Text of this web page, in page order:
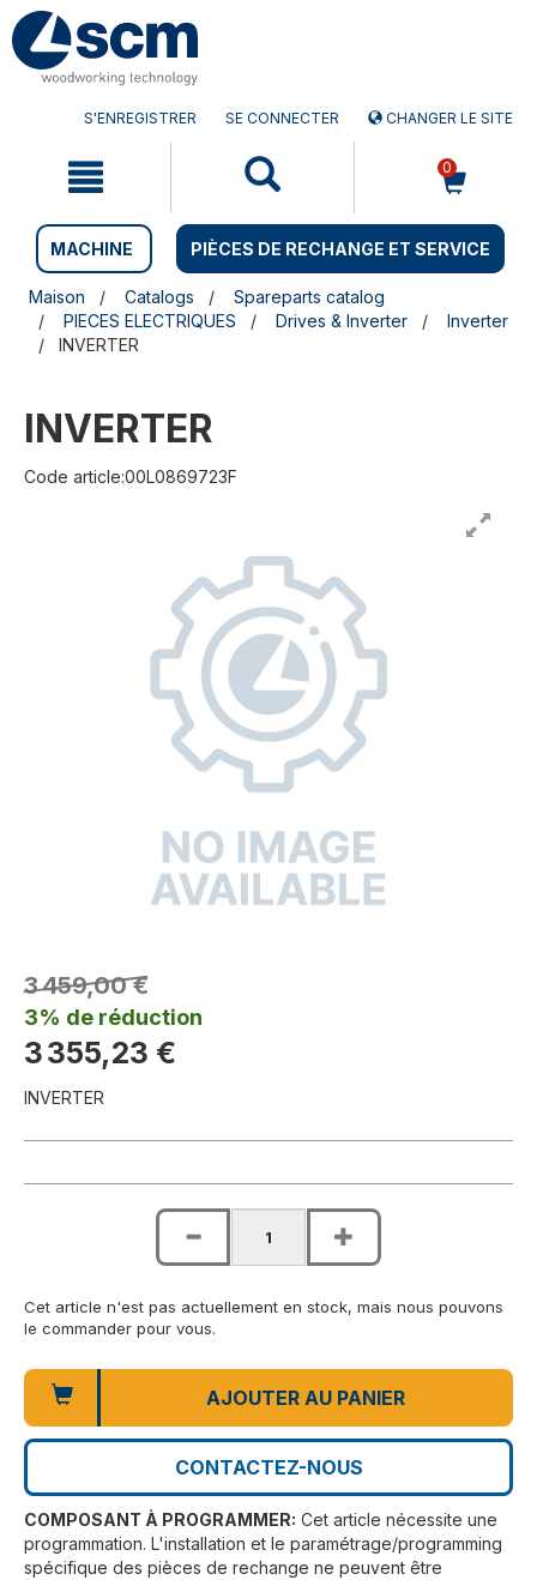
Aller
au
contenu
Menu
sauter
S'ENREGISTRER SE CONNECTER CHANGER LE SITE
0
MACHINE PIÈCES DE RECHANGE ET SERVICE
Maison Catalogs
Spareparts catalog
PIECES ELECTRIQUES
Drives & Inverter
Inverter
INVERTER
INVERTER
Code article:00L0869723F
3 459,00 €
3% de réduction
3 355,23 €
INVERTER
Cet article n'est pas actuellement en stock, mais nous pouvons
le commander pour vous.
AJOUTER AU PANIER
CONTACTEZ-NOUS
COMPOSANT À PROGRAMMER: Cet article nécessite une
programmation. L'installation et le paramétrage/programming
spécifique des pièces de rechange ne peuvent être